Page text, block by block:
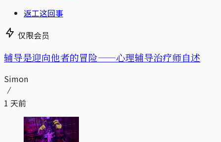
返工这回事
仅限会员
辅导是迎向他者的冒险——心理辅导治疗师自述
Simon
1 天前